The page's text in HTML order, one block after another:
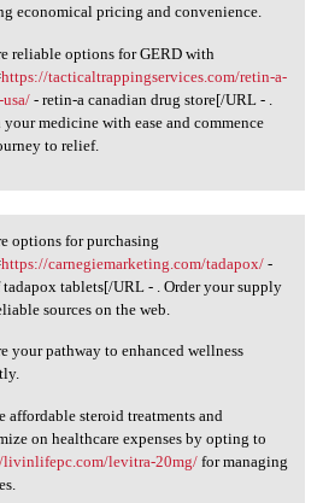
economical pricing and convenience.
reliable options for GERD with
https://tacticaltrappingservices.com/retin-a-
- retin-a canadian drug store[/URL - .
medicine with ease and commence
to relief.
options for
options for purchasing
https://carnegiemarketing.com/tadapox/-
tadapox tablets[/URL - . Order your supply
sources on the web.
your pathway to enhanced wellness
affordable steroid treatments and
on healthcare expenses by opting to
livinlifepc.com/levitra-20mg/for managing